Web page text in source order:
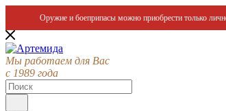
Оружие и боеприпасы можно приобрести только
Мы работаем для Вас
с 1989 года